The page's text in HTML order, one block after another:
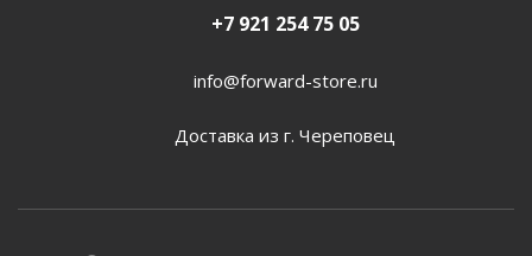
+7 921 254 75 05
info@forward-store.ru
Доставка из г. Череповец